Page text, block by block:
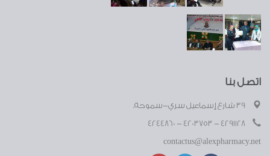
اتصل بنا
contactus@alexpharmacy.net